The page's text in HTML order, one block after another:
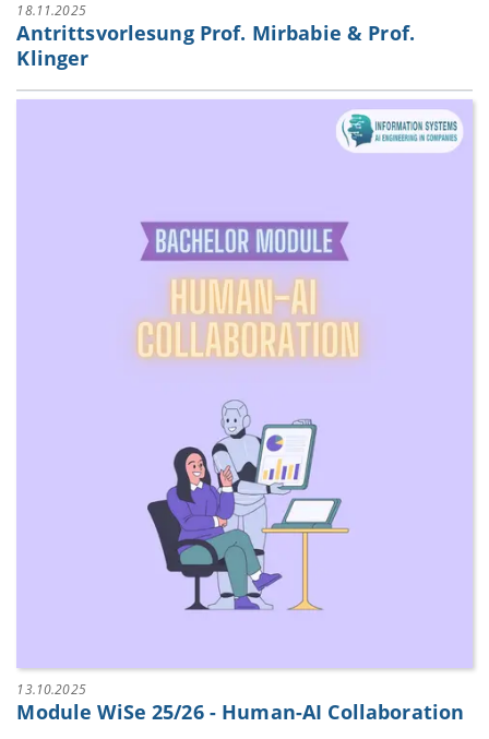
18.11.2025
Antrittsvorlesung Prof. Mirbabie & Prof.
Klinger
13.10.2025
Module WiSe 25/26 - Human-AI Collaboration